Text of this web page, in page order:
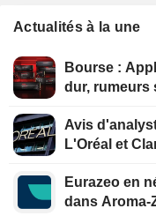
Actualités à la une
Bourse :
dur, rumeurs
Avis
L'Oréal et
Eurazeo en
dans Aroma-